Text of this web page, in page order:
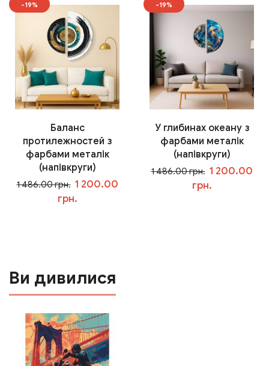
-19%
Баланс
протилежностей з
фарбами металік
(напівкруги)
1 486.00 грн. 1 200.00
грн.
-19%
У глибинах океану з
фарбами металік
(напівкруги)
1 486.00 грн. 1 200.00
грн.
Ви дивилися